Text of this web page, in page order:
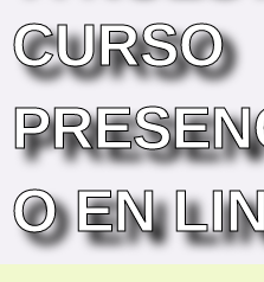
CURSO
O EN